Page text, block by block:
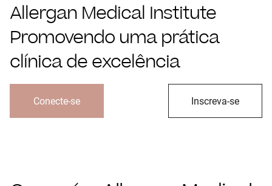
Allergan Medical Institute
Promovendo uma prática
clínica de excelência
Conecte-se Inscreva-se